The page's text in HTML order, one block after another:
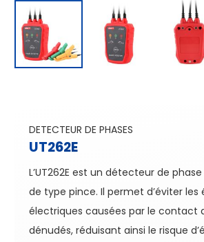
DETECTEUR DE PHASES
UT262E
L’UT262E est un détecteur de
de type pince. Il permet d’éviter les
électriques causées par le contact
dénudés, réduisant ainsi le risque